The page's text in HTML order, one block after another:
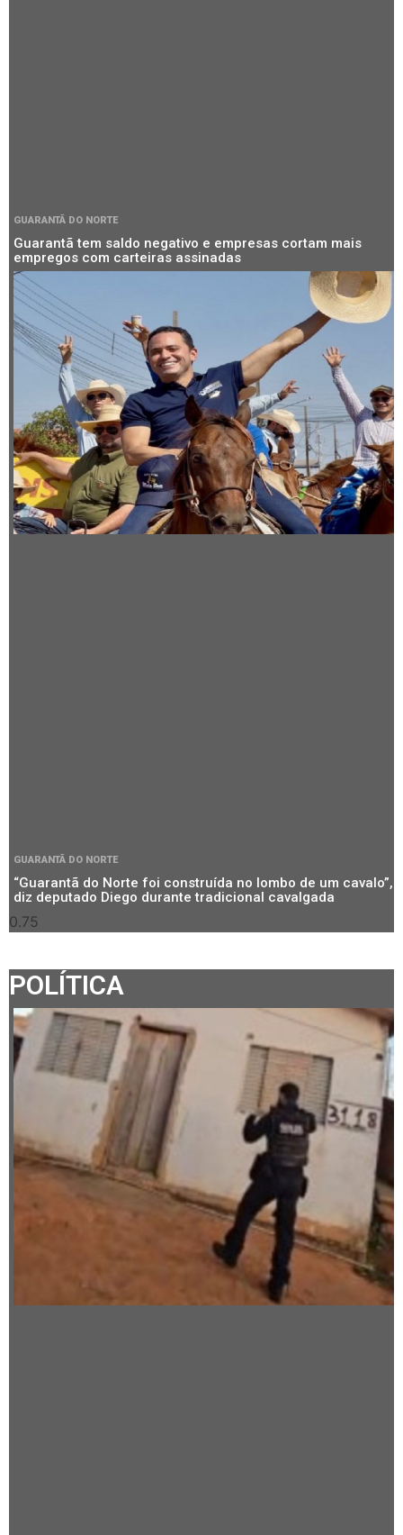
GUARANTÃ DO NORTE
Guarantã tem saldo negativo e empresas cortam mais
empregos com carteiras assinadas
GUARANTÃ DO NORTE
“Guarantã do Norte foi construída no lombo de um cavalo”,
diz deputado Diego durante tradicional cavalgada
POLÍTICA